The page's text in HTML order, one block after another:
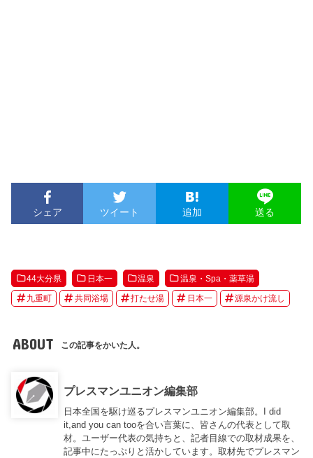
シェア ツイート 追加 送る
44大分県 日本一 温泉 温泉・Spa・薬草湯
九重町 共同浴場 打たせ湯 日本一 源泉かけ流し
ABOUT この記事をかいた人。
プレスマンユニオン編集部
日本全国を駆け巡るプレスマンユニオン編集部。I did
it,and you can tooを合い言葉に、皆さんの代表として取
材。ユーザー代表の気持ちと、記者目線での取材成果を、
記事中にたっぷりと活かしています。取材先でプレスマン